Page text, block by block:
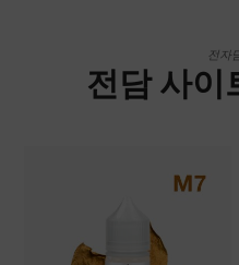
전자
전담 사